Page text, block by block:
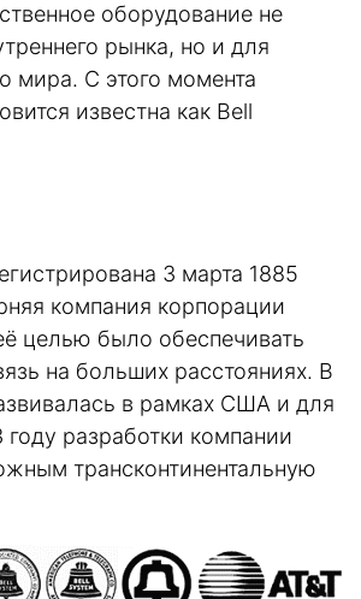
оборудование не
рынка, но и для
мира. С этого момента
известна как Bell
3 марта 1885
компания корпорации
целью было обеспечивать
на больших расстояниях. В
в рамках США и для
разработки компании
трансконтинентальную